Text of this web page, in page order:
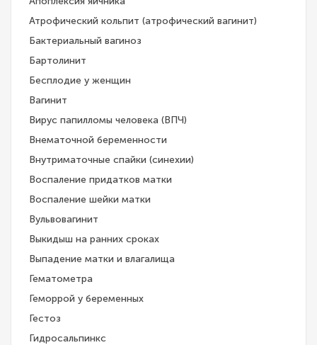
Атрофический кольпит (атрофический вагинит)
Бактериальный вагиноз
Бартолинит
Бесплодие у женщин
Вагинит
Вирус папилломы человека (ВПЧ)
Внематочной беременности
Внутриматочные спайки (синехии)
Воспаление придатков матки
Воспаление шейки матки
Вульвовагинит
Выкидыш на ранних сроках
Выпадение матки и влагалища
Гематометра
Геморрой у беременных
Гестоз
Гидросальпинкс